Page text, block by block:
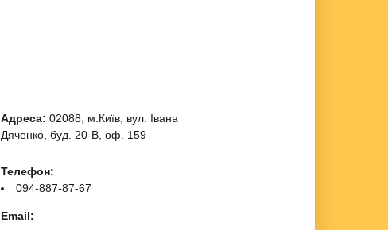
Адреса: 02088, м.Київ, вул. Івана
Дяченко, буд. 20-В, оф. 159
Телефон:
094-887-87-67
Email: